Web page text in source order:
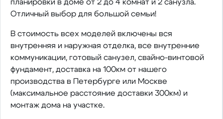
планировки в доме от 2 до 4 комнат и 2 санузла.
Отличный выбор для большой семьи!
В стоимость всех моделей включены вся
внутренняя и наружная отделка, все внутренние
коммуникации, готовый санузел, свайно-винтовой
фундамент, доставка на 100км от нашего
производства в Петербурге или Москве
(максимальное расстояние доставки 300км) и
монтаж дома на участке.